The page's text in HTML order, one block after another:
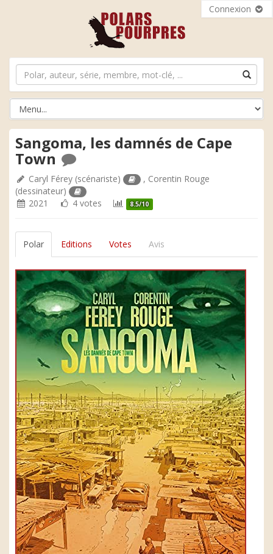
Connexion
Sangoma, les damnés de Cape
Town
Caryl Férey (scénariste) , Corentin Rouge
(dessinateur)
2021
4 votes 8.5/10
Polar Editions Votes Avis